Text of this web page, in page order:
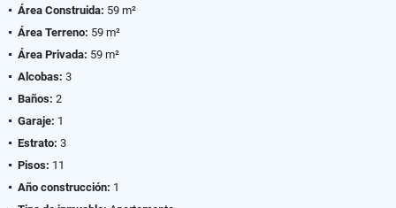
Área Construida: 59 m²
Área Terreno: 59 m²
Área Privada: 59 m²
Alcobas: 3
Baños: 2
Garaje: 1
Estrato: 3
Pisos: 11
Año construcción: 1